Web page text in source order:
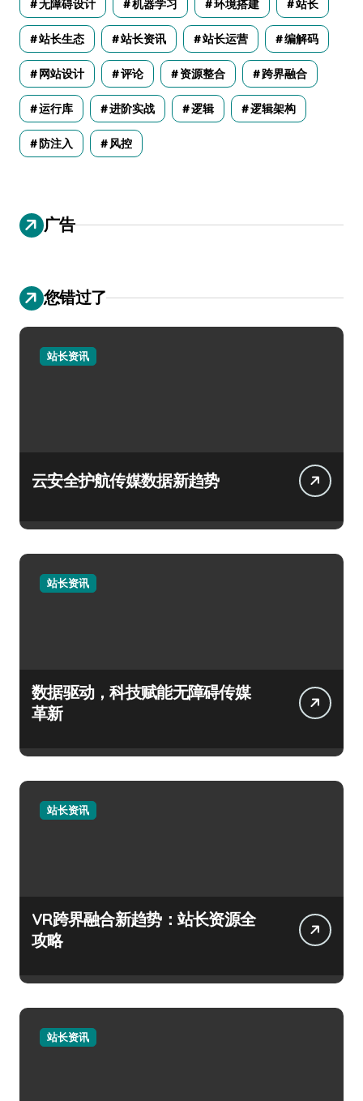
无障碍设计 机器学习 环境搭建 站长
站长生态 站长资讯 站长运营 编解码
网站设计 评论 资源整合 跨界融合
运行库 进阶实战 逻辑 逻辑架构
防注入 风控
广告
您错过了
站长资讯
云安全护航传媒数据新趋势
站长资讯
数据驱动，科技赋能无障碍传媒
革新
站长资讯
VR跨界融合新趋势：站长资源全
攻略
站长资讯